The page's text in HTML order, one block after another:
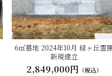
6㎡墓地 2024年10月 緑ヶ丘霊
新規建立
2,849,000円 （税込）